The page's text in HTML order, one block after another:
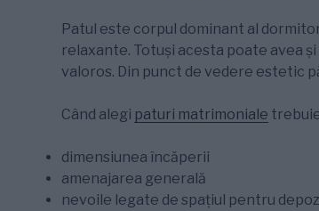
Patul este corpul dominant al
relaxante. Totuși acesta poate avea
valoros. Din punct de vedere estetic
Când alegi paturi matrimoniale
dimensiunea încăperii
amenajarea generală
nevoile legate de spațiul pentru